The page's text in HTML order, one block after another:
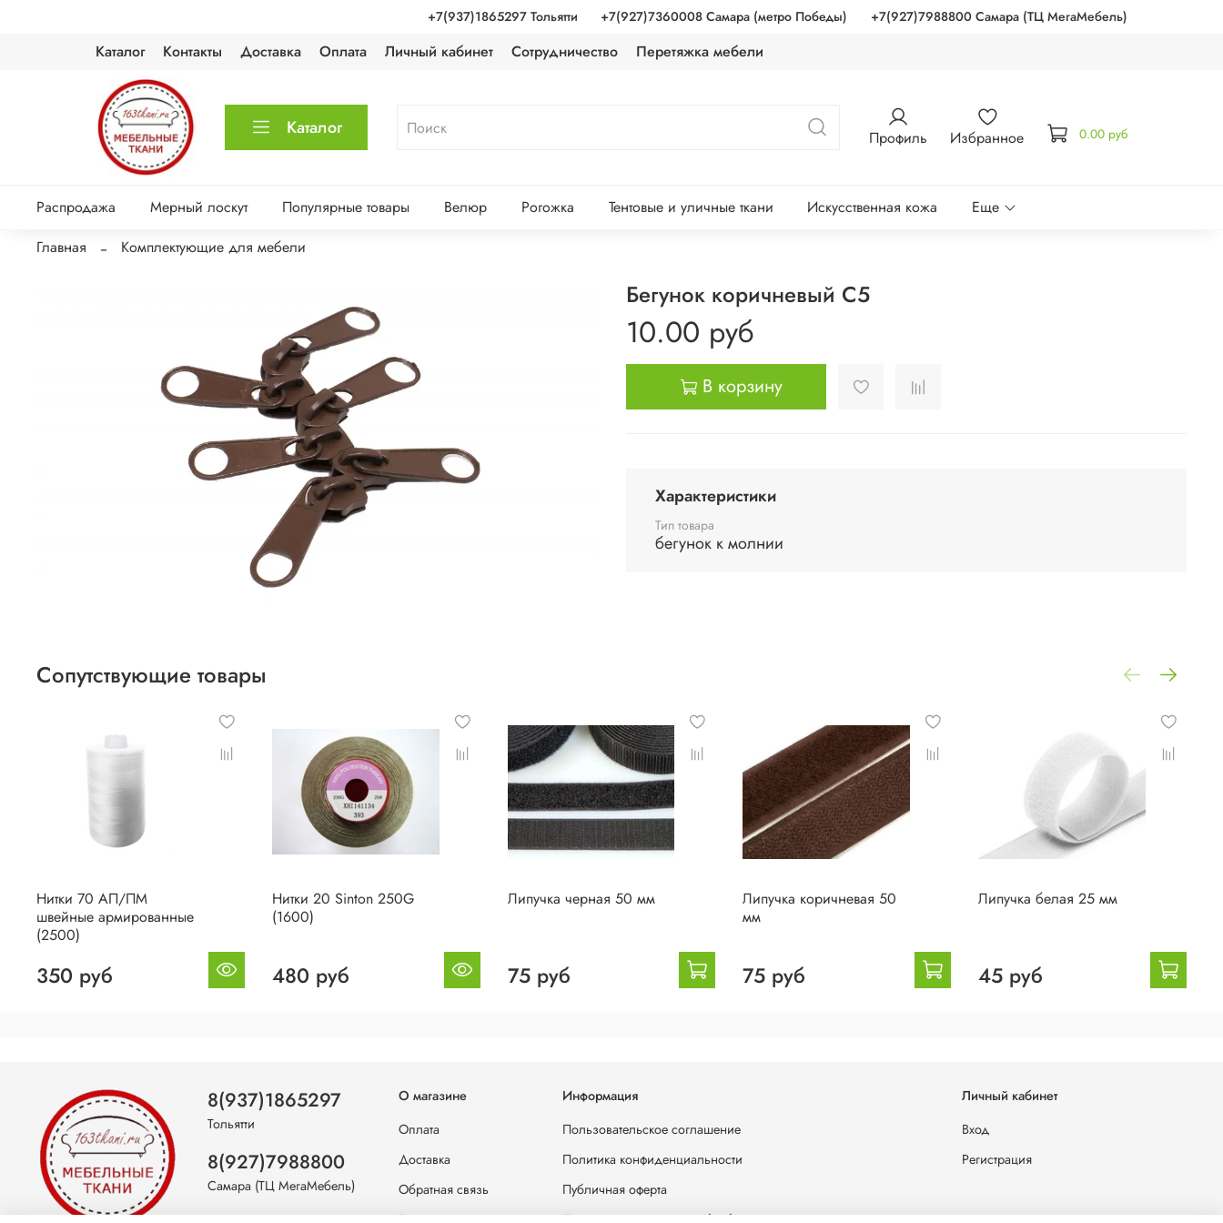
+7(937)1865297 Тольятти +7(927)7360008 Самара (метро Победы) +7(927)7988800 Самара (ТЦ МегаМебель)
Каталог Контакты Доставка Оплата Личный кабинет Сотрудничество Перетяжка мебели
Каталог Профиль Избранное 0.00 руб
Распродажа Мерный лоскут Популярные товары Велюр Рогожка Тентовые и уличные ткани Искусственная кожа
Еще
Главная
Комплектующие для мебели
Бегунок коричневый C5
10.00 руб
В корзину
Характеристики
Тип товара
бегунок к молнии
Сопутствующие товары
Нитки 70 АП/ПМ
швейные армированные
(2500)
350 руб
Нитки 20 Sinton 250G
(1600)
480 руб
Липучка черная 50 мм
75 руб
Липучка коричневая 50
мм
75 руб
Липучка белая 25 мм
45 руб
О магазине
Оплата
Доставка
Обратная связь
Блог
Информация
Пользовательское соглашение
Политика конфиденциальности
Публичная оферта
Политика в отношении обработки персональных данных
Личный кабинет
Вход
Регистрация
8(937)1865297
Тольятти
8(927)7988800
Самара (ТЦ МегаМебель)